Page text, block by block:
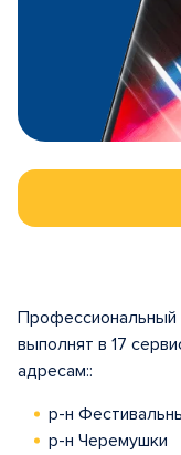
Профессиональный
выполнят в 17
адресам::
р-н
р-н Черемушки